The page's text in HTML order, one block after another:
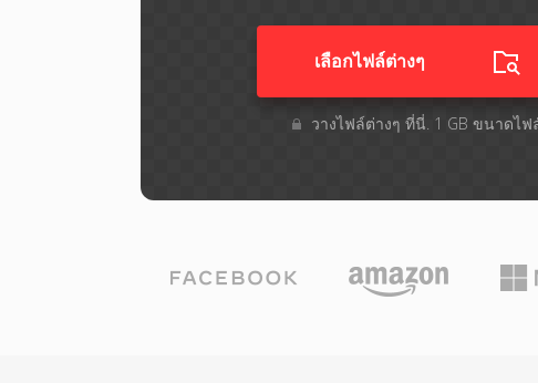
เลือกไฟล์ต่างๆ​
วางไฟล์ต่างๆ​ ที่นี่. 1 GB ขนาดไ